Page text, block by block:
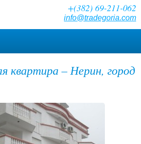
+(382) 69-211-062
info@tradegoria.com
квартира – Нерин, город